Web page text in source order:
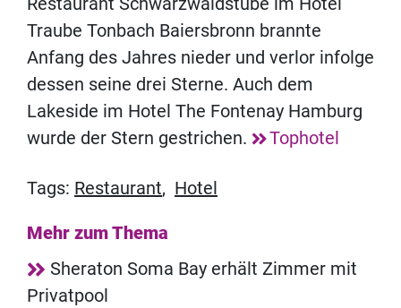
Traube Tonbach Baiersbronn brannte
Anfang des Jahres nieder und verlor infolge
dessen seine drei Sterne. Auch dem
Lakeside im Hotel The Fontenay Hamburg
wurde der Stern gestrichen.
Tophotel
Tags: Restaurant, Hotel
Mehr zum Thema
Sheraton Soma Bay erhält Zimmer mit
Privatpool